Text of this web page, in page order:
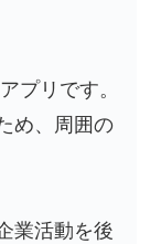
プリです。
め、周囲の
業活動を後